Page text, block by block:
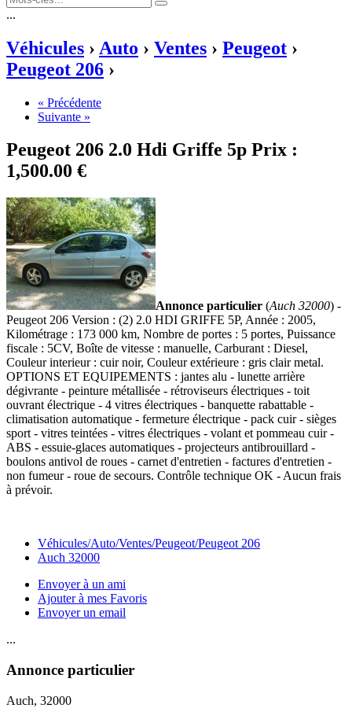
...
Véhicules › Auto › Ventes › Peugeot ›
Peugeot 206 ›
« Précédente
Suivante »
Peugeot 206 2.0 Hdi Griffe 5p Prix :
1,500.00 €
Annonce particulier (Auch 32000) -
Peugeot 206 Version : (2) 2.0 HDI GRIFFE 5P, Année : 2005,
Kilométrage : 173 000 km, Nombre de portes : 5 portes, Puissance
fiscale : 5CV, Boîte de vitesse : manuelle, Carburant : Diesel,
Couleur interieur : cuir noir, Couleur extérieure : gris clair metal.
OPTIONS ET EQUIPEMENTS : jantes alu - lunette arrière
dégivrante - peinture métallisée - rétroviseurs électriques - toit
ouvrant électrique - 4 vitres électriques - banquette rabattable -
climatisation automatique - fermeture électrique - pack cuir - sièges
sport - vitres teintées - vitres électriques - volant et pommeau cuir -
ABS - essuie-glaces automatiques - projecteurs antibrouillard -
boulons antivol de roues - carnet d'entretien - factures d'entretien -
non fumeur - roue de secours. Contrôle technique OK - Aucun frais
à prévoir.
Véhicules/Auto/Ventes/Peugeot/Peugeot 206
Auch 32000
Envoyer à un ami
Ajouter à mes Favoris
Envoyer un email
...
Annonce particulier
Auch, 32000